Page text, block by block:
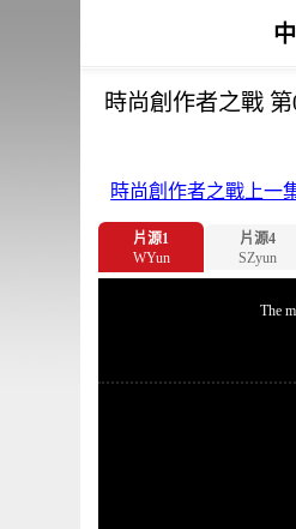
時尚創作者之戰
時尚創作者之戰上一
片源1
WYun
片源4
SZyun